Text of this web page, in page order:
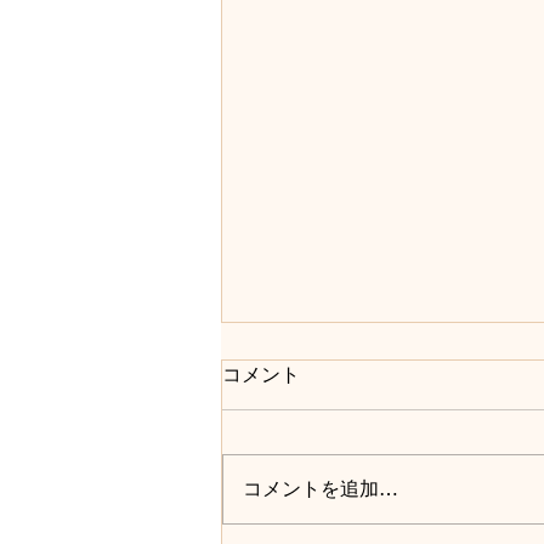
インスタグラムで近況活動
https://www.instagram.com/jongji
引っ越しが終わりました。 これ
から新たに東京都文京区東大前の
コメント
コメントを追加…